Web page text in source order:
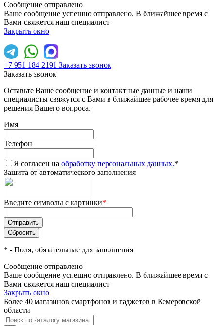
Сообщение отправлено
Ваше сообщение успешно отправлено. В ближайшее время с
Вами свяжется наш специалист
Закрыть окно
+7 951 184 2191 Заказать звонок
Заказать звонок
Оставьте Ваше сообщение и контактные данные и наши
специалисты свяжутся с Вами в ближайшее рабочее время для
решения Вашего вопроса.
Имя
Телефон
Я согласен на обработку персональных данных.*
Защита от автоматического заполнения
Введите символы с картинки*
* - Поля, обязательные для заполнения
Сообщение отправлено
Ваше сообщение успешно отправлено. В ближайшее время с
Вами свяжется наш специалист
Закрыть окно
Более 40 магазинов смартфонов и гаджетов в Кемеровской
области